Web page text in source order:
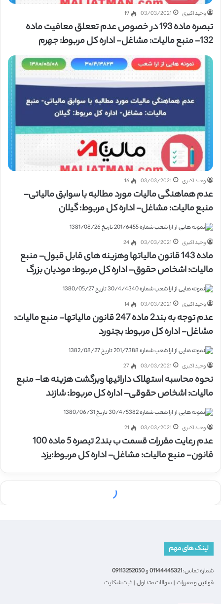
وحید اکبری 03/03/2021
19
تبصره ماده 193 در خصوص عدم تععلق معافیت ماده
132- منبع مالیات: مشاغل- اداره کل مربوط: جهرم
وحید اکبری 03/03/2021
16
عدم هماهنگی مالیات مورد مطالبه با سوابق مالیاتی-
منبع مالیات: مشاغل- اداره کل مربوط: گیلان
وحید اکبری 03/03/2021
24
ماده 143 قانون مالیاتها وهزینه های قابل قبول- منبع
مالیات: اشخاص حقوق- اداره کل مربوط: مودیان بزرگ
وحید اکبری 03/03/2021
14
عدم توجه به بند2 ماده 247 قانون مالیاتها- منبع مالیات:
مشاغل- اداره کل مربوط: بجنورد
وحید اکبری 03/03/2021
27
نحوه محاسبه استهلاک دارائیها وبرگشت هزینه ها- منبع
مالیات: اشخاص حقوقی- اداره کل مربوط: شازند
وحید اکبری 03/03/2021
21
عدم رعایت مقررات قسمت ب بند2 تبصره 5 ماده 100
قانون- منبع مالیات: مشاغل- اداره کل مربوط:یزد
لینک های مهم
شماره تماس:01144445321و09113252050
قوانین و مقررات | سوالات متداول | ثبت شکایت